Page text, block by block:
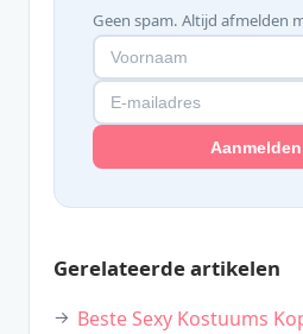
Geen spam. Altijd afmelden
Gerelateerde artikelen
Beste Sexy Kostuums